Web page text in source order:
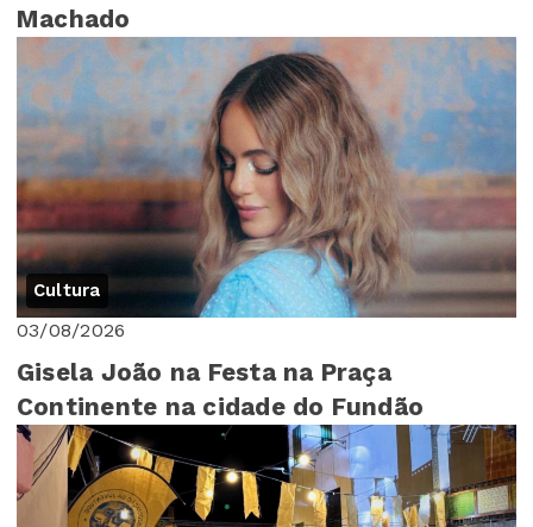
Machado
Cultura
03/08/2026
Gisela João na Festa na Praça
Continente na cidade do Fundão